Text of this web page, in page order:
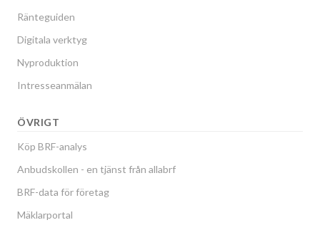
Ränteguiden
Digitala verktyg
Nyproduktion
Intresseanmälan
ÖVRIGT
Köp BRF-analys
Anbudskollen - en tjänst från allabrf
BRF-data för företag
Mäklarportal